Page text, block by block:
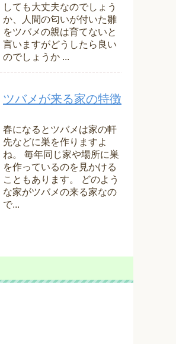
しても大丈夫なのでしょう
か、人間の匂いが付いた雛
をツバメの親は育てないと
言いますがどうしたら良い
のでしょうか ...
ツバメが来る家の特徴
春になるとツバメは家の軒
先などに巣を作りますよ
ね。 毎年同じ家や場所に巣
を作っているのを見かける
こともあります。 どのよう
な家がツバメの来る家なの
で...